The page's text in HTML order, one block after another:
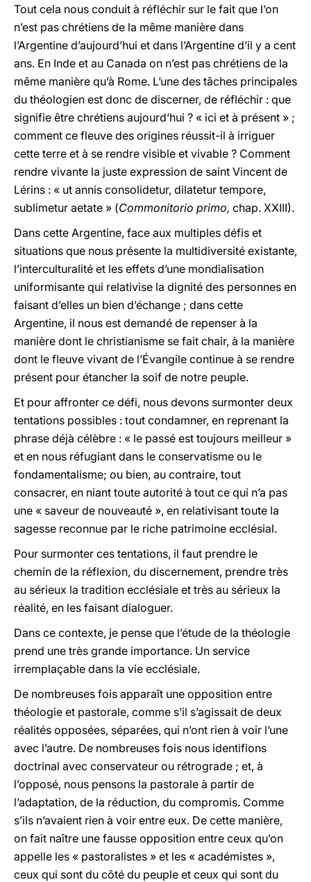
Tout cela nous conduit à réfléchir sur le fait que l’on
n’est pas chrétiens de la même manière dans
l’Argentine d’aujourd’hui et dans l’Argentine d’il y a cent
ans. En Inde et au Canada on n’est pas chrétiens de la
même manière qu’à Rome. L’une des tâches principales
du théologien est donc de discerner, de réfléchir : que
signifie être chrétiens aujourd’hui ? « ici et à présent » ;
comment ce fleuve des origines réussit-il à irriguer
cette terre et à se rendre visible et vivable ? Comment
rendre vivante la juste expression de saint Vincent de
Lérins : « ut annis consolidetur, dilatetur tempore,
sublimetur aetate » (Commonitorio primo, chap. XXIII).
Dans cette Argentine, face aux multiples défis et
situations que nous présente la multidiversité existante,
l’interculturalité et les effets d’une mondialisation
uniformisante qui relativise la dignité des personnes en
faisant d’elles un bien d’échange ; dans cette
Argentine, il nous est demandé de repenser à la
manière dont le christianisme se fait chair, à la manière
dont le fleuve vivant de l’Évangile continue à se rendre
présent pour étancher la soif de notre peuple.
Et pour affronter ce défi, nous devons surmonter deux
tentations possibles : tout condamner, en reprenant la
phrase déjà célèbre : « le passé est toujours meilleur »
et en nous réfugiant dans le conservatisme ou le
fondamentalisme; ou bien, au contraire, tout
consacrer, en niant toute autorité à tout ce qui n’a pas
une « saveur de nouveauté », en relativisant toute la
sagesse reconnue par le riche patrimoine ecclésial.
Pour surmonter ces tentations, il faut prendre le
chemin de la réflexion, du discernement, prendre très
au sérieux la tradition ecclésiale et très au sérieux la
réalité, en les faisant dialoguer.
Dans ce contexte, je pense que l’étude de la théologie
prend une très grande importance. Un service
irremplaçable dans la vie ecclésiale.
De nombreuses fois apparaît une opposition entre
théologie et pastorale, comme s’il s’agissait de deux
réalités opposées, séparées, qui n’ont rien à voir l’une
avec l’autre. De nombreuses fois nous identifions
doctrinal avec conservateur ou rétrograde ; et, à
l’opposé, nous pensons la pastorale à partir de
l’adaptation, de la réduction, du compromis. Comme
s’ils n’avaient rien à voir entre eux. De cette manière,
on fait naître une fausse opposition entre ceux qu’on
appelle les « pastoralistes » et les « académistes »,
ceux qui sont du côté du peuple et ceux qui sont du